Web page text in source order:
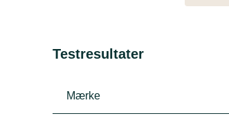
Testresultater
Mærke